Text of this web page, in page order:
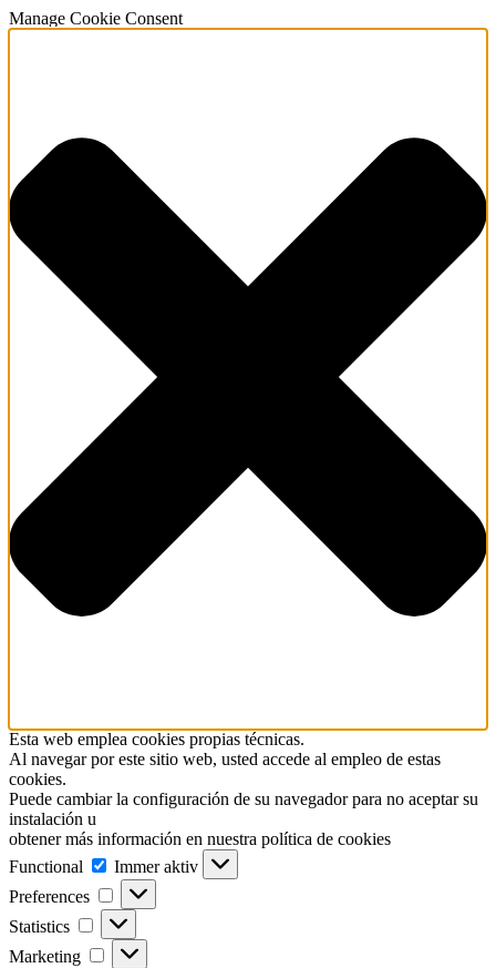
Manage Cookie Consent
Esta web emplea cookies propias técnicas.
Al navegar por este sitio web, usted accede al empleo de estas
cookies.
Puede cambiar la configuración de su navegador para no aceptar su
instalación u
obtener más información en nuestra política de cookies
Functional
Functional
Immer aktiv
Preferences
Preferences
Statistics Statistics
Marketing Marketing